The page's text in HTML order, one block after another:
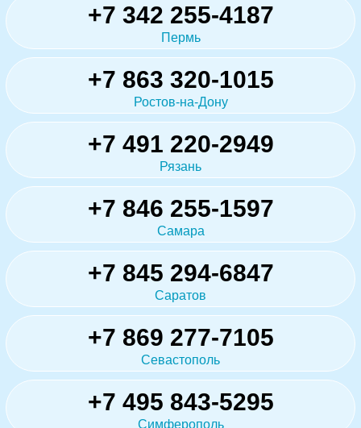
+7 342 255-4187
Пермь
+7 863 320-1015
Ростов-на-Дону
+7 491 220-2949
Рязань
+7 846 255-1597
Самара
+7 845 294-6847
Саратов
+7 869 277-7105
Севастополь
+7 495 843-5295
Симферополь